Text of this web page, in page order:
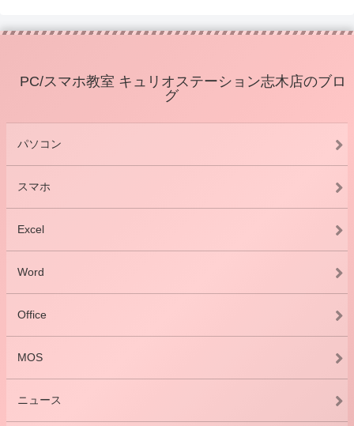
PC/スマホ教室 キュリオステーション志木店のブロ
グ
パソコン
スマホ
Excel
Word
Office
MOS
ニュース